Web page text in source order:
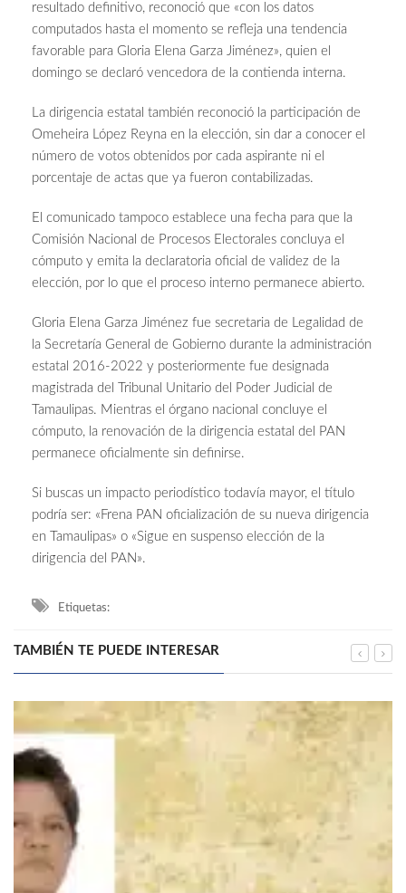
resultado definitivo, reconoció que «con los datos
computados hasta el momento se refleja una tendencia
favorable para Gloria Elena Garza Jiménez», quien el
domingo se declaró vencedora de la contienda interna.
La dirigencia estatal también reconoció la participación de
Omeheira López Reyna en la elección, sin dar a conocer el
número de votos obtenidos por cada aspirante ni el
porcentaje de actas que ya fueron contabilizadas.
El comunicado tampoco establece una fecha para que la
Comisión Nacional de Procesos Electorales concluya el
cómputo y emita la declaratoria oficial de validez de la
elección, por lo que el proceso interno permanece abierto.
Gloria Elena Garza Jiménez fue secretaria de Legalidad de
la Secretaría General de Gobierno durante la administración
estatal 2016-2022 y posteriormente fue designada
magistrada del Tribunal Unitario del Poder Judicial de
Tamaulipas. Mientras el órgano nacional concluye el
cómputo, la renovación de la dirigencia estatal del PAN
permanece oficialmente sin definirse.
Si buscas un impacto periodístico todavía mayor, el título
podría ser: «Frena PAN oficialización de su nueva dirigencia
en Tamaulipas» o «Sigue en suspenso elección de la
dirigencia del PAN».
Etiquetas:
TAMBIÉN TE PUEDE INTERESAR